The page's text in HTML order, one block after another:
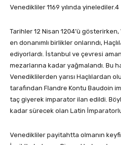
Venedikliler 1169 yılında yinelediler.4
Tarihler 12 Nisan 1204’ü
en donanımlı birlikler onlarındı,
ediyorlardı. İstanbul ve çevresi
mezarlarına kadar yağmalandı. Bu
Venediklilerden yarısı Haçlılardan
tarafından Flandre Kontu Baudoin
taç giyerek imparator ilan edildi.
kadar sürecek olan Latin
Venedikliler payitahtta olmanın